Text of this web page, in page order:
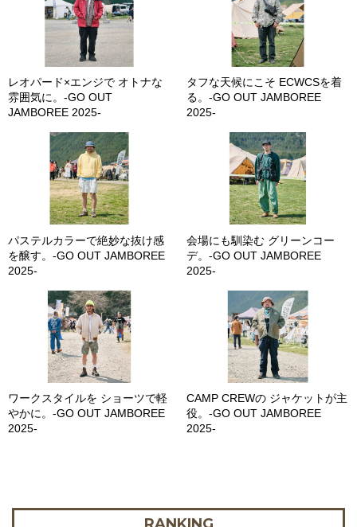
レオパード×エンジで オトナな
雰囲気に。-GO OUT
JAMBOREE 2025-
タフな天候にこそ ECWCSを着
る。-GO OUT JAMBOREE
2025-
パステルカラーで絶妙な抜け感
を醸す。-GO OUT JAMBOREE
2025-
会場にも馴染む グリーンコー
デ。-GO OUT JAMBOREE
2025-
ワークスタイルを ショーツで軽
やかに。-GO OUT JAMBOREE
2025-
CAMP CREWの ジャケットが主
役。-GO OUT JAMBOREE
2025-